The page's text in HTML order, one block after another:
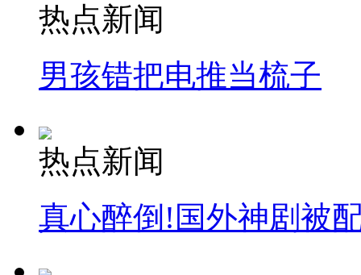
热点新闻
男孩错把电推当梳子
热点新闻
真心醉倒!国外神剧被